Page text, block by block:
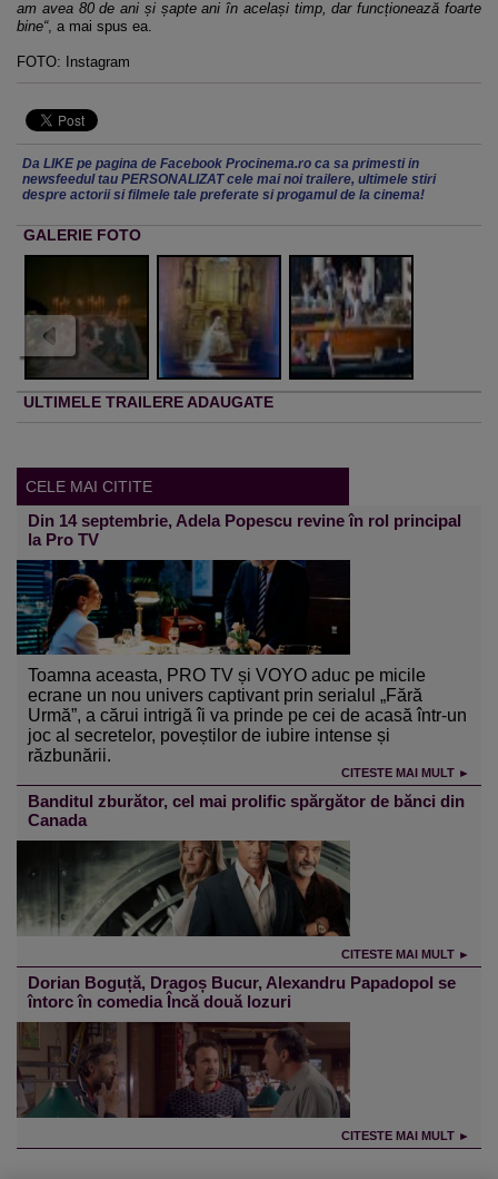
am avea 80 de ani și șapte ani în același timp, dar funcționează foarte
bine“, a mai spus ea.
FOTO: Instagram
Da LIKE pe pagina de Facebook Procinema.ro ca sa primesti in
newsfeedul tau PERSONALIZAT cele mai noi trailere, ultimele stiri
despre actorii si filmele tale preferate si progamul de la cinema!
GALERIE FOTO
ULTIMELE TRAILERE ADAUGATE
CELE MAI CITITE
Din 14 septembrie, Adela Popescu revine în rol principal
la Pro TV
Toamna aceasta, PRO TV și VOYO aduc pe micile
ecrane un nou univers captivant prin serialul „Fără
Urmă”, a cărui intrigă îi va prinde pe cei de acasă într-un
joc al secretelor, poveștilor de iubire intense și
răzbunării.
CITESTE MAI MULT ►
Banditul zburător, cel mai prolific spărgător de bănci din
Canada
CITESTE MAI MULT ►
Dorian Boguță, Dragoș Bucur, Alexandru Papadopol se
întorc în comedia Încă două lozuri
CITESTE MAI MULT ►